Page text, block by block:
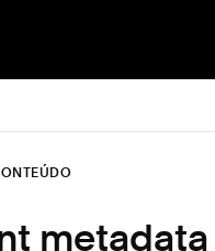
metadata